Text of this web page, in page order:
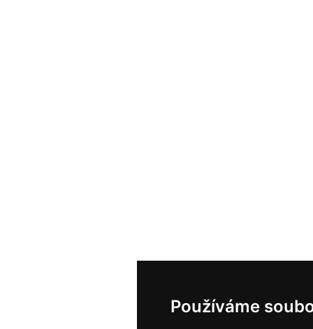
Používáme